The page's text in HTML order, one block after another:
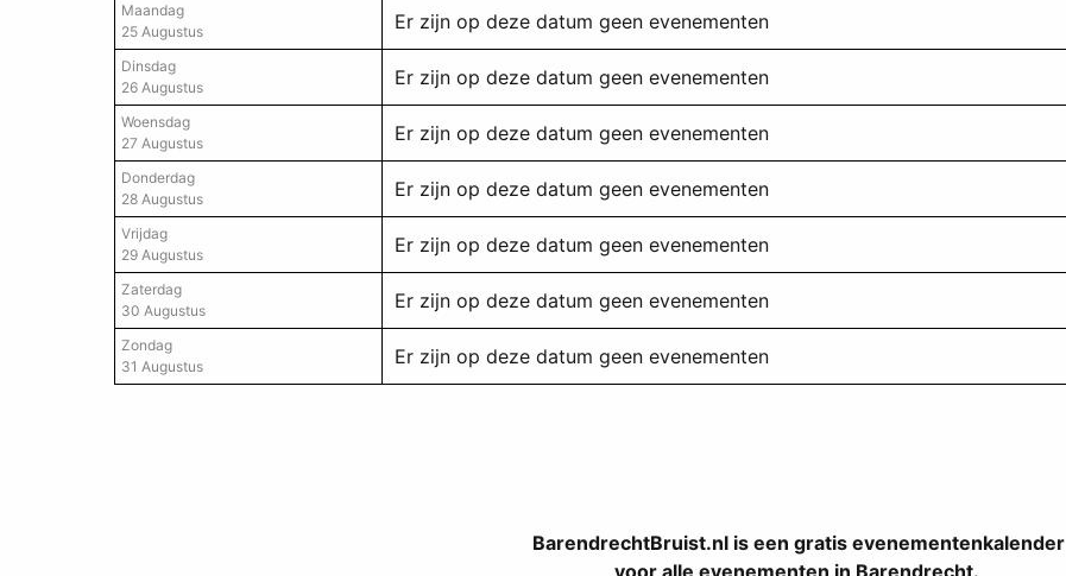
Maandag
25 Augustus
Er zijn op deze datum geen evenementen
Dinsdag
26 Augustus
Er zijn op deze datum geen evenementen
Woensdag
27 Augustus
Er zijn op deze datum geen evenementen
Donderdag
28 Augustus
Er zijn op deze datum geen evenementen
Vrijdag
29 Augustus
Er zijn op deze datum geen evenementen
Zaterdag
30 Augustus
Er zijn op deze datum geen evenementen
Zondag
31 Augustus
Er zijn op deze datum geen evenementen
BarendrechtBruist.nl is een gratis evenementenkalender
voor alle evenementen in Barendrecht.